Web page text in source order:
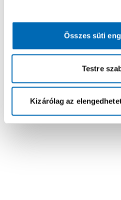
Összes süti
Testre
Kizárólag az